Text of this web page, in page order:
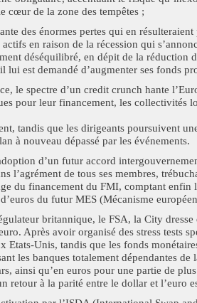
cœur de la zone des tempêtes ;
des énormes pertes qui en
en raison de la récession qui
déséquilibré, en dépit de la réduction
lui est demandé d’augmenter ses fonds
le spectre d’un credit crunch hante
pour leur financement, les collectivités
tandis que les dirigeants poursuivent
à nouveau dépassé par les événements.
d’un futur accord
l’agrément de tous ses membres,
du financement du FMI, comptant enfin
du futur MES (Mécanisme
britannique, le FSA, la City dresse
Après avoir organisé des stress tests
Etats-Unis, tandis que les fonds
les banques totalement dépendantes de
ainsi qu’en euros pour une partie de
retour à la parité entre le dollar et l’euro